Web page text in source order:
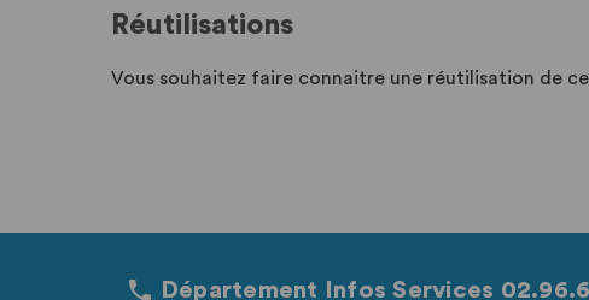
Réutilisations
Vous souhaitez faire connaitre une réutilisation de
Département Infos Services